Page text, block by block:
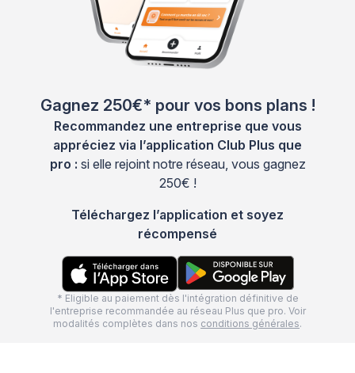
Gagnez 250€* pour vos bons plans !
Recommandez une entreprise que vous
appréciez via l’application Club Plus que
pro : si elle rejoint notre réseau, vous gagnez
250€ !
Téléchargez l’application et soyez
récompensé
* Eligible au paiement dès l'intégration définitive de
l'entreprise recommandée au réseau Plus que pro. Voir
modalités complètes dans nos conditions générales.